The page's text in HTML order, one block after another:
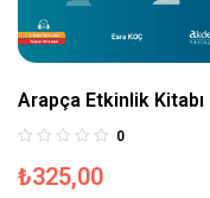
Arapça Etkinlik Kitabı
Sınıf
0
₺325,00